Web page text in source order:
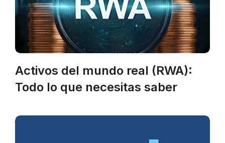
Activos del mundo real (RWA):
Todo lo que necesitas saber